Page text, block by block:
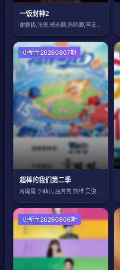
一饭封神2
谢霆锋,张勇,郑永麒,陈晓卿,李诞,屈雨
大陆综艺
更新至20260807期
超棒的我们第二季
蒋璐霞 李菲儿 屈菁菁 刘维 吴俊霆 赵
大陆综艺
更新至20260806期